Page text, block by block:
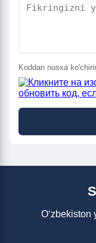
Koddan nusxa